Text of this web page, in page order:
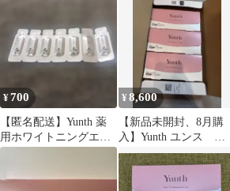
¥700
【匿名配送】Yunth 薬
用ホワイトニングエッ
センス 7包
¥8,600
【新品未開封、8月購
入】Yunth ユンス ホ
ワイトニングエッセン
ス ３箱セット